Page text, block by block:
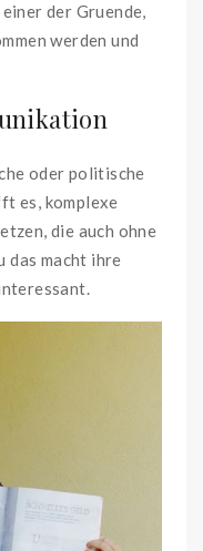
der Gruende,
werden und
oder politische
es, komplexe
die auch ohne
das macht ihre